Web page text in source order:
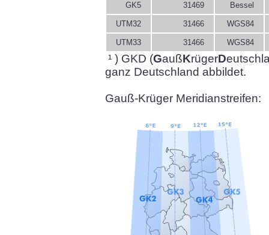
GK5 31469 Bessel
UTM32 31466 WGS84
UTM33 31466 WGS84
¹ ) GKD (GaußKrügerD
ganz Deutschland abbildet.
Gauß-Krüger Meridianstreifen: